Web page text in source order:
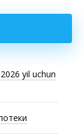
yil uchun